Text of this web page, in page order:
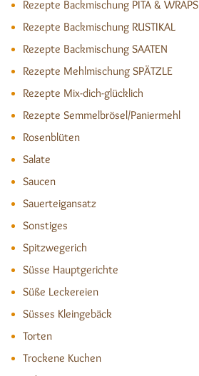
Rezepte Backmischung PITA & WRAPS
Rezepte Backmischung RUSTIKAL
Rezepte Backmischung SAATEN
Rezepte Mehlmischung SPÄTZLE
Rezepte Mix-dich-glücklich
Rezepte Semmelbrösel/Paniermehl
Rosenblüten
Salate
Saucen
Sauerteigansatz
Sonstiges
Spitzwegerich
Süsse Hauptgerichte
Süße Leckereien
Süsses Kleingebäck
Torten
Trockene Kuchen